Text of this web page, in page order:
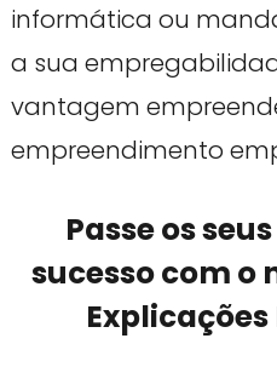
informática ou
a sua
vantagem
empreendimento
Passe os
sucesso com o